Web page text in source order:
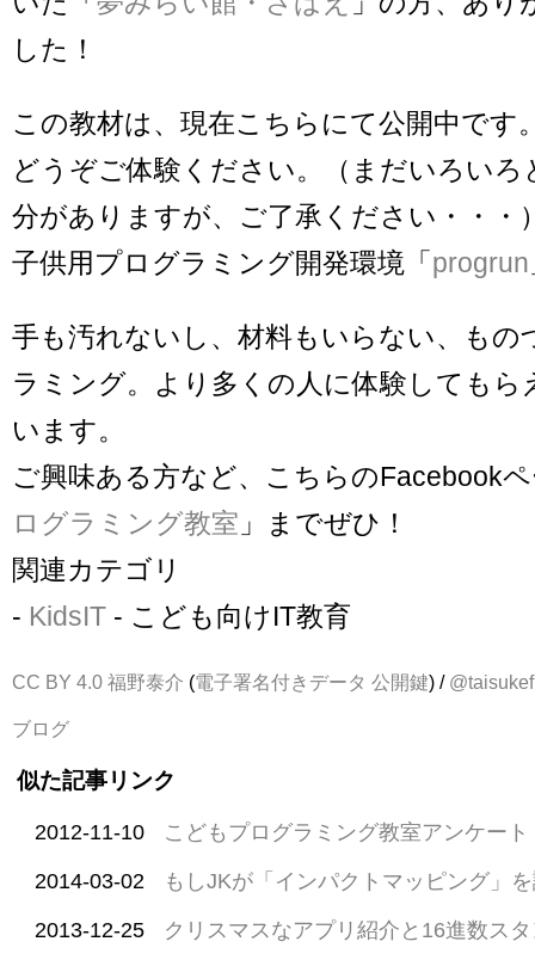
した！
この教材は、現在こちらにて公開中です
どうぞご体験ください。（まだいろいろ
分がありますが、ご了承ください・・・
子供用プログラミング開発環境「progrun
手も汚れないし、材料もいらない、もの
ラミング。より多くの人に体験してもら
います。
ご興味ある方など、こちらのFacebook
ログラミング教室 」までぜひ！
関連カテゴリ
- KidsIT - こども向けIT教育
CC BY 4.0 福野泰介 (電子署名付きデータ 公開鍵) / @taisukef
ブログ
似た記事リンク
2012-11-10 こどもプログラミング教室アンケート
2014-03-02 もしJKが「インパクトマッピング」
2013-12-25 クリスマスなアプリ紹介と16進数ス